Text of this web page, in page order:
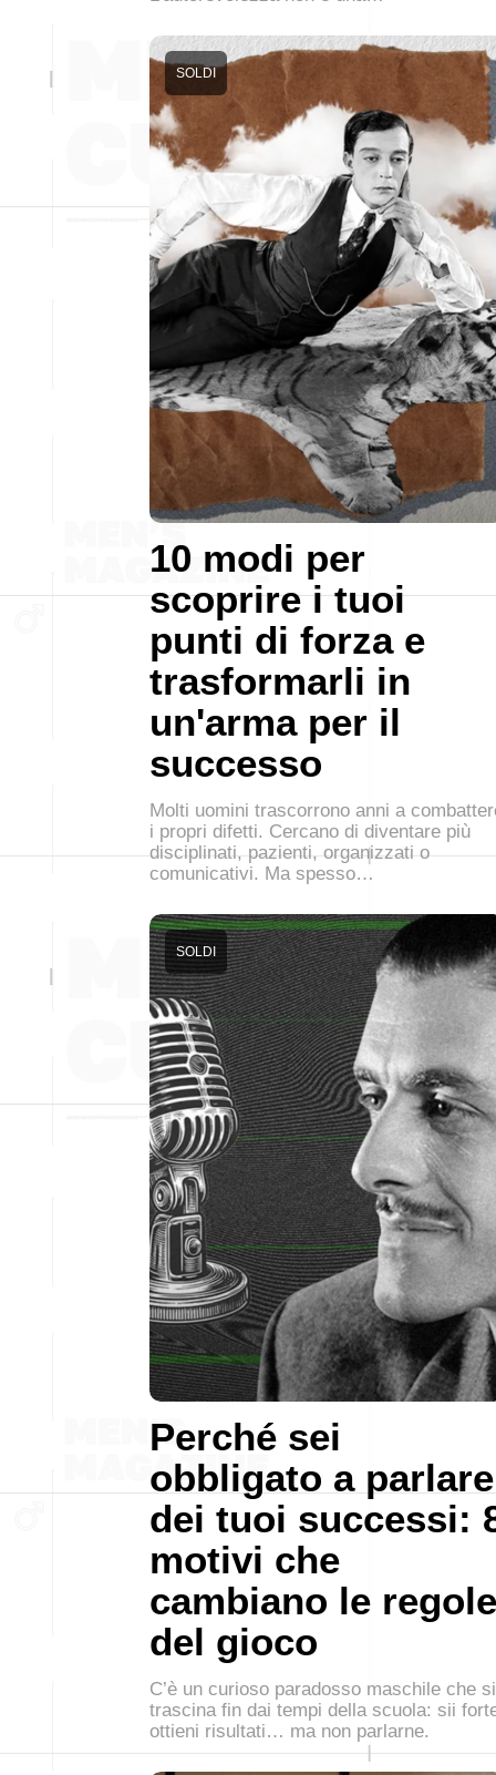
10 modi per
scoprire i tuoi
punti di forza e
trasformarli in
un'arma per il
successo
SOLDI
Molti uomini trascorrono anni a
i propri difetti. Cercano di diventare più
disciplinati, pazienti, organizzati o
comunicativi. Ma spesso…
Perché sei
obbligato a parlare
dei tuoi successi:
motivi che
cambiano le regole
del gioco
SOLDI
C’è un curioso paradosso maschile che si
trascina fin dai tempi della scuola: sii
ottieni risultati… ma non parlarne.